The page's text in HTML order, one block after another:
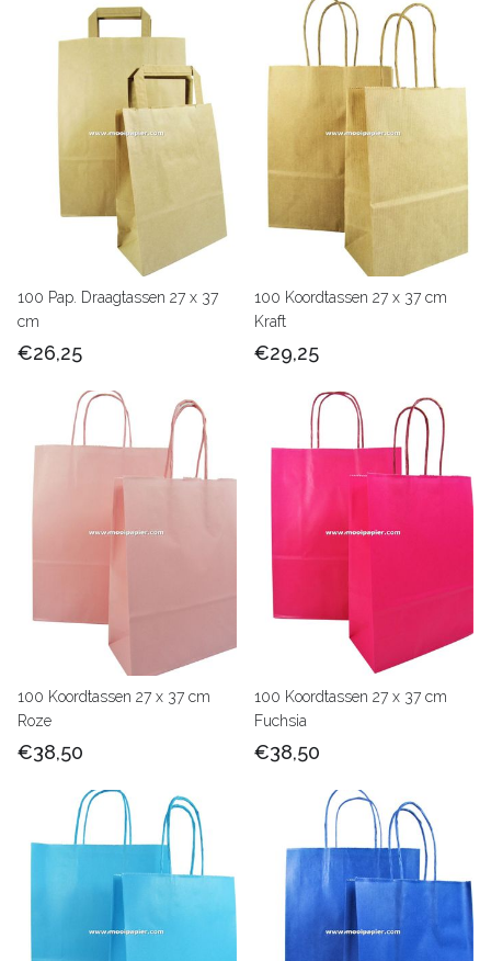
100 Pap. Draagtassen 27 x 37
cm
€26,25
100 Koordtassen 27 x 37 cm
Kraft
€29,25
100 Koordtassen 27 x 37 cm
Roze
€38,50
100 Koordtassen 27 x 37 cm
Fuchsia
€38,50